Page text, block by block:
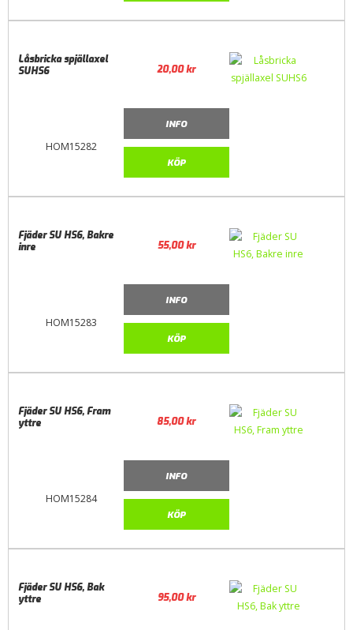
HOM15282
Låsbricka spjällaxel
SUHS6
20,00kr
INFO
KÖP
HOM15283
Fjäder SU HS6, Bakre
inre
55,00kr
INFO
KÖP
HOM15284
Fjäder SU HS6, Fram
yttre
85,00kr
INFO
KÖP
Fjäder SU HS6, Bak
yttre
95,00kr